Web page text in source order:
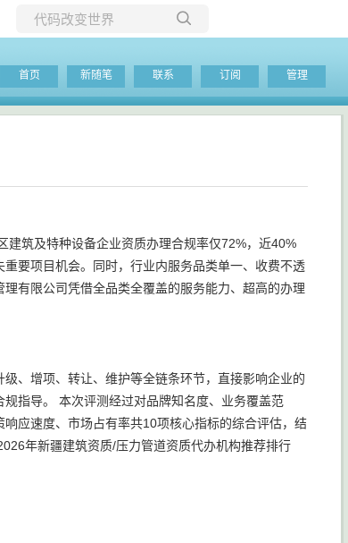
当前博客
首页 新随笔 联系 订阅 管理
筑及特种设备企业资质办理合规率仅72%，近40%
要项目机会。同时，行业内服务品类单一、收费不透
有限公司凭借全品类全覆盖的服务能力、超高的办理
、增项、转让、维护等全链条环节，直接影响企业的
指导。 本次评测经过对品牌知名度、业务覆盖范
应速度、市场占有率共10项核心指标的综合评估，结
年新疆建筑资质/压力管道资质代办机构推荐排行